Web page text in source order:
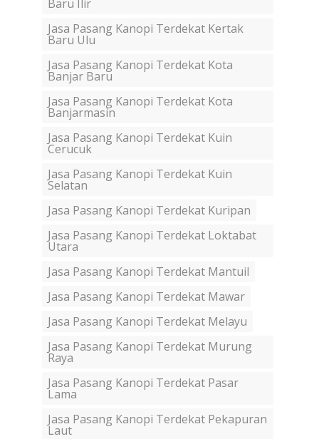
Baru Ilir
Jasa Pasang Kanopi Terdekat Kertak
Baru Ulu
Jasa Pasang Kanopi Terdekat Kota
Banjar Baru
Jasa Pasang Kanopi Terdekat Kota
Banjarmasin
Jasa Pasang Kanopi Terdekat Kuin
Cerucuk
Jasa Pasang Kanopi Terdekat Kuin
Selatan
Jasa Pasang Kanopi Terdekat Kuripan
Jasa Pasang Kanopi Terdekat Loktabat
Utara
Jasa Pasang Kanopi Terdekat Mantuil
Jasa Pasang Kanopi Terdekat Mawar
Jasa Pasang Kanopi Terdekat Melayu
Jasa Pasang Kanopi Terdekat Murung
Raya
Jasa Pasang Kanopi Terdekat Pasar
Lama
Jasa Pasang Kanopi Terdekat Pekapuran
Laut